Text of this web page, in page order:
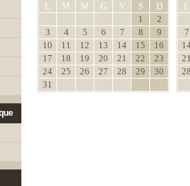
L M M G V S
D
1
2
3
4 5 6 7 8
9
10
11 12 13 14 15
16
17
18 19 20 21 22
23
24
25 26 27 28 29
30
31
L
7